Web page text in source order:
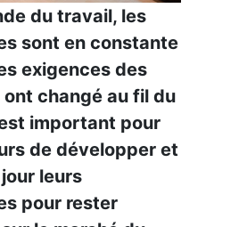
du travail, les
sont en constante
exigences des
changé au fil du
important pour
de développer et
leurs
pour rester